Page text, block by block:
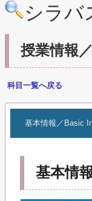
シラバ
授業情報
科目一覧へ戻る
基本情報／Basic
基本情